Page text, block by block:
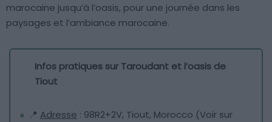
marocaine jusqu’à l’oasis, pour une journée dans les
paysages et l’ambiance marocaine.
Infos pratiques sur Taroudant et l’oasis de
Tiout
📍 Adresse : 98R2+2V, Tiout, Morocco (Voir sur